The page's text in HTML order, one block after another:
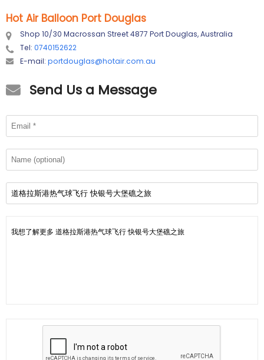
Hot Air Balloon Port Douglas
Shop 10/30 Macrossan Street 4877 Port Douglas, Australia
Tel: 0740152622
E-mail: portdouglas@hotair.com.au
Send Us a Message